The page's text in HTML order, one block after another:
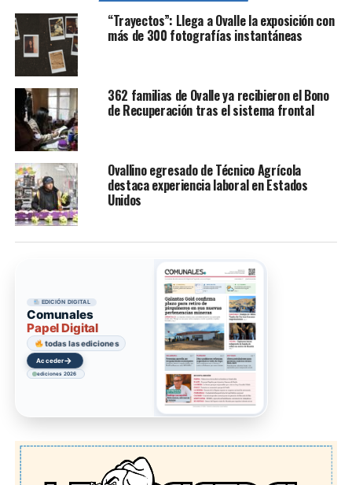
“Trayectos”: Llega a Ovalle la exposición con
más de 300 fotografías instantáneas
362 familias de Ovalle ya recibieron el Bono
de Recuperación tras el sistema frontal
Ovallino egresado de Técnico Agrícola
destaca experiencia laboral en Estados
Unidos
EDICIÓN DIGITAL
Comunales
Papel Digital
todas las ediciones
Acceder→
ediciones 2026